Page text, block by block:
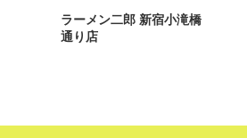
ラーメン二郎 新宿小滝橋
通り店